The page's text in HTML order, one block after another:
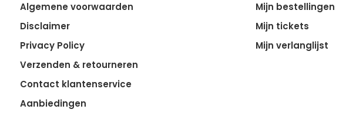
Algemene voorwaarden
Disclaimer
Privacy Policy
Verzenden & retourneren
Contact klantenservice
Aanbiedingen
Mijn bestellingen
Mijn tickets
Mijn verlanglijst